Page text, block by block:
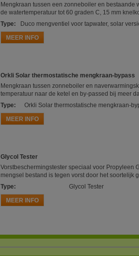
Mengkraan tussen een zonneboiler en bestaande
de watertemperatuur tot 60 graden C, 15 mm
Type:
Duco mengventiel voor tapwater, solar
MEER INFO
Orkli Solar thermostatische mengkraan-bypass
Mengkraan tussen zonneboiler en
temperatuur naar de ketel en by-passed bij meer
Type:
Orkli Solar thermostatische mengkraan-
MEER INFO
Glycol Tester
Vorstbeschermingstester speciaal voor Propyleen
mengsel bestand is tegen vorst door het soortelijk
Type:
Glycol Tester
MEER INFO